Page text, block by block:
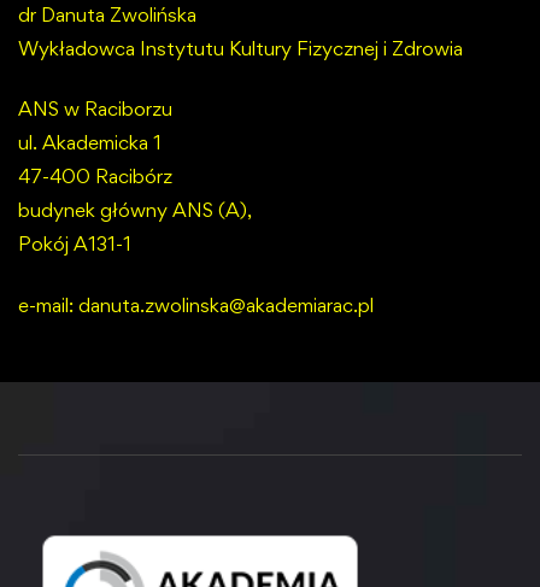
dr Danuta Zwolińska
Wykładowca Instytutu Kultury Fizycznej i Zdrowia
ANS w Raciborzu
ul. Akademicka 1
47-400 Racibórz
budynek główny ANS (A),
Pokój A131-1
e-mail: danuta.zwolinska@akademiarac.pl